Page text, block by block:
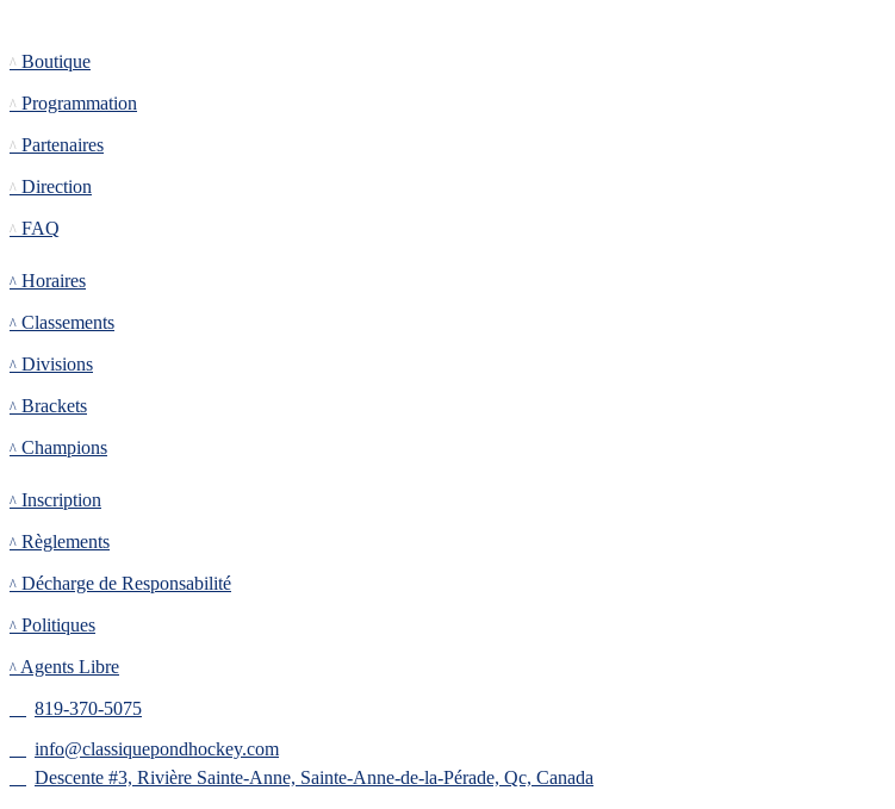
Boutique
Programmation
Partenaires
Direction
FAQ
Horaires
Classements
Divisions
Brackets
Champions
Inscription
Règlements
Décharge de Responsabilité
Politiques
Agents Libre
819-370-5075
info@classiquepondhockey.com
Descente #3, Rivière Sainte-Anne, Sainte-Anne-de-la-Pérade, Qc, Canada